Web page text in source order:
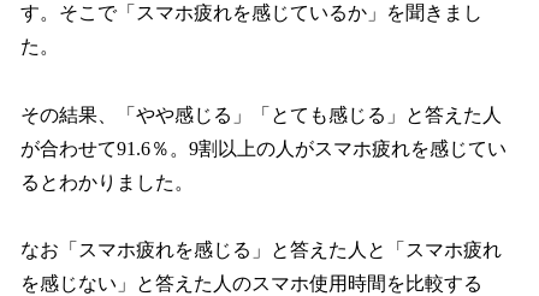
す。そこで「スマホ疲れを感じているか」を聞きまし
た。
その結果、「やや感じる」「とても感じる」と答えた人
が合わせて91.6％。9割以上の人がスマホ疲れを感じてい
るとわかりました。
なお「スマホ疲れを感じる」と答えた人と「スマホ疲れ
を感じない」と答えた人のスマホ使用時間を比較する